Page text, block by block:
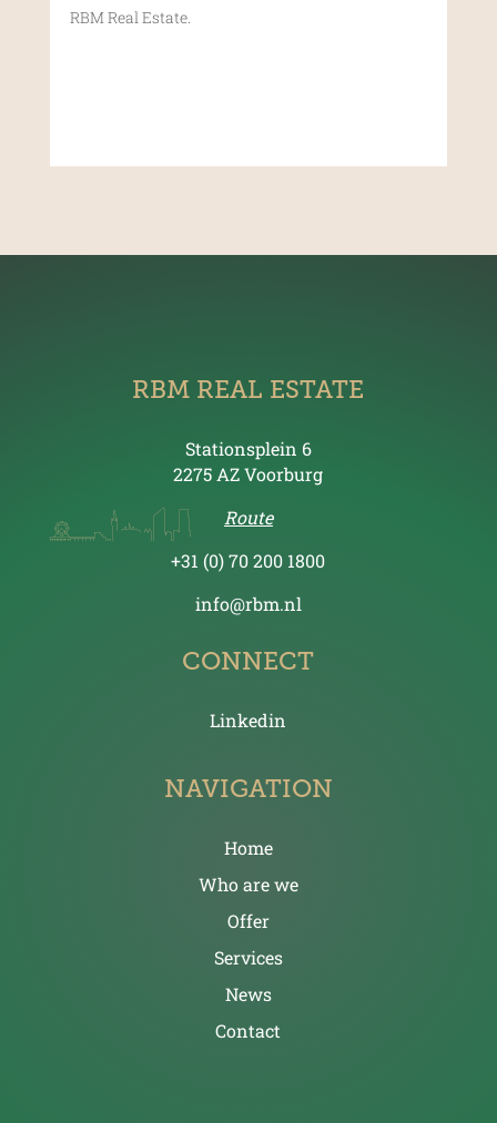
RBM Real Estate.
RBM REAL ESTATE
Stationsplein 6
2275 AZ Voorburg
Route
+31 (0) 70 200 1800
info@rbm.nl
CONNECT
Linkedin
NAVIGATION
Home
Who are we
Offer
Services
News
Contact